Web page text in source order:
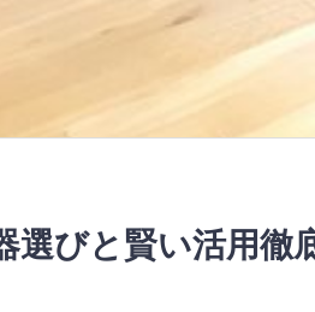
選びと賢い活用徹